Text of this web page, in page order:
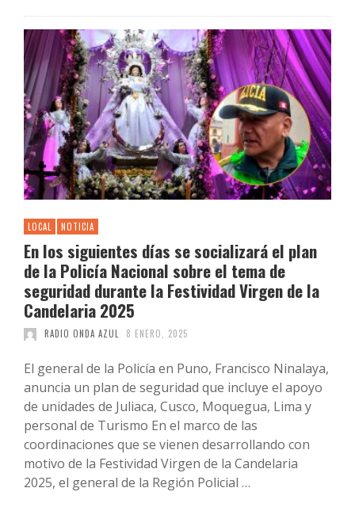
LOCAL NOTICIA
En los siguientes días se socializará el plan
de la Policía Nacional sobre el tema de
seguridad durante la Festividad Virgen de la
Candelaria 2025
RADIO ONDA AZUL 8 ENERO, 2025
El general de la Policía en Puno, Francisco Ninalaya,
anuncia un plan de seguridad que incluye el apoyo
de unidades de Juliaca, Cusco, Moquegua, Lima y
personal de Turismo En el marco de las
coordinaciones que se vienen desarrollando con
motivo de la Festividad Virgen de la Candelaria
2025, el general de la Región Policial …